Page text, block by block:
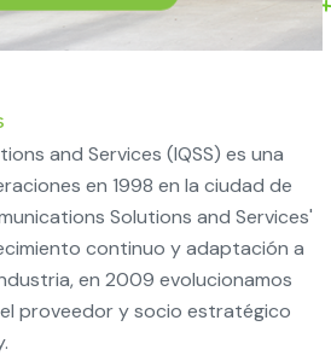
and Services (IQSS) es una
en 1998 en la ciudad de
Solutions and Services'
continuo y adaptación a
en 2009 evolucionamos
proveedor y socio estratégico